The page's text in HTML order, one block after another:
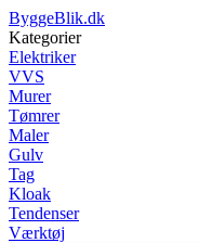
ByggeBlik.dk
Kategorier
Elektriker
VVS
Murer
Tømrer
Maler
Gulv
Tag
Kloak
Tendenser
Værktøj